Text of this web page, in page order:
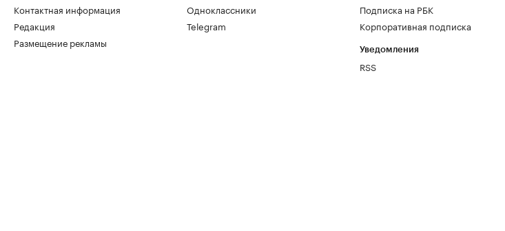
Контактная информация
Редакция
Размещение рекламы
Одноклассники
Telegram
Подписка на РБК
Корпоративная подписка
Уведомления
RSS